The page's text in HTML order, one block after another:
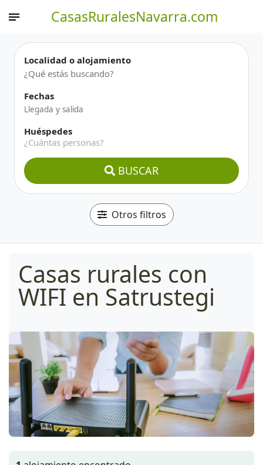
CasasRuralesNavarra.com
Localidad o alojamiento
Fechas
Huéspedes
¿Cuántas personas?
BUSCAR
Otros filtros
Casas rurales con
WIFI en Satrustegi